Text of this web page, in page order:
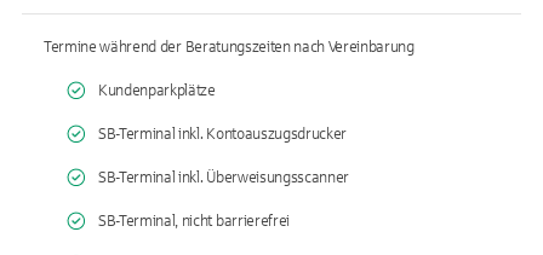
Termine während der Beratungszeiten nach Vereinbarung
Kundenparkplätze
SB-Terminal inkl. Kontoauszugsdrucker
SB-Terminal inkl. Überweisungsscanner
SB-Terminal, nicht barrierefrei